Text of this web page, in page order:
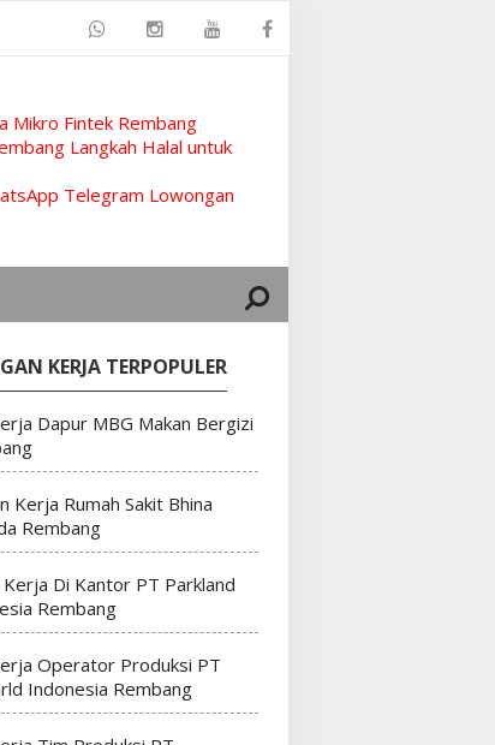
Mikro Fintek Rembang
Langkah Halal untuk
Telegram Lowongan
KERJA TERPOPULER
Dapur MBG Makan Bergizi
Kerja Rumah Sakit Bhina
Rembang
Di Kantor PT Parkland
Rembang
Operator Produksi PT
Indonesia Rembang